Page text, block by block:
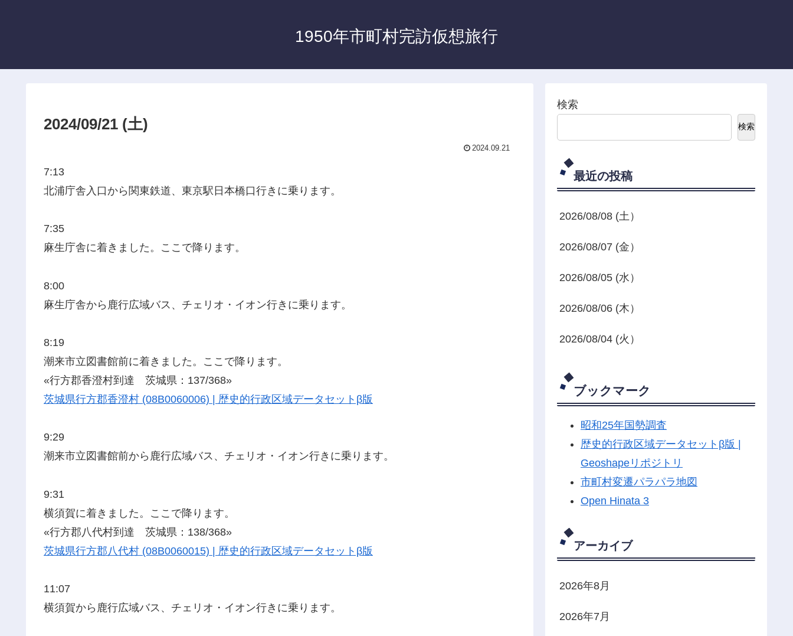
1950年市町村完訪仮想旅行
2024/09/21 (土)
2024.09.21
7:13
北浦庁舎入口から関東鉄道、東京駅日本橋口行きに乗ります。
7:35
麻生庁舎に着きました。ここで降ります。
8:00
麻生庁舎から鹿行広域バス、チェリオ・イオン行きに乗ります。
8:19
潮来市立図書館前に着きました。ここで降ります。
«行方郡香澄村到達 茨城県：137/368»
茨城県行方郡香澄村 (08B0060006) | 歴史的行政区域データセットβ版
9:29
潮来市立図書館前から鹿行広域バス、チェリオ・イオン行きに乗ります。
9:31
横須賀に着きました。ここで降ります。
«行方郡八代村到達 茨城県：138/368»
茨城県行方郡八代村 (08B0060015) | 歴史的行政区域データセットβ版
11:07
横須賀から鹿行広域バス、チェリオ・イオン行きに乗ります。
検索
検索
最近の投稿
2026/08/08 (土）
2026/08/07 (金）
2026/08/05 (水）
2026/08/06 (木）
2026/08/04 (火）
ブックマーク
昭和25年国勢調査
歴史的行政区域データセットβ版 |
Geoshapeリポジトリ
市町村変遷パラパラ地図
Open Hinata 3
アーカイブ
2026年8月
2026年7月